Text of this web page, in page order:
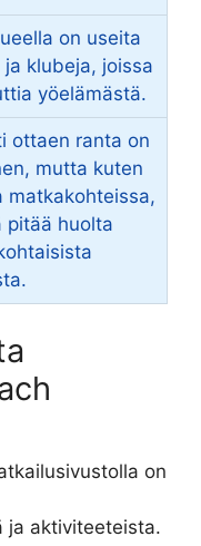
on useita
ja klubeja, joissa
yöelämästä.
ottaen ranta on
mutta kuten
matkakohteissa,
pitää huolta
on
ja aktiviteeteista.